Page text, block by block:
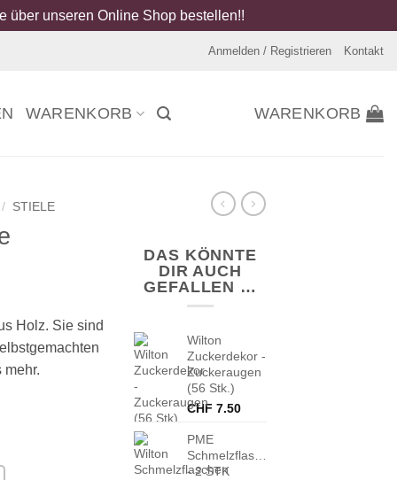
über unseren Online Shop bestellen!!
Anmelden / Registrieren Kontakt
WARENKORB WARENKORB
/ STIELE
Holz. Sie sind
mehr.
DAS KÖNNTE
DIR AUCH
GEFALLEN …
Wilton
Zuckerdekor -
Zuckeraugen
(56 Stk.)
CHF 7.50
PME
Schmelzflaschen
- 2 STK